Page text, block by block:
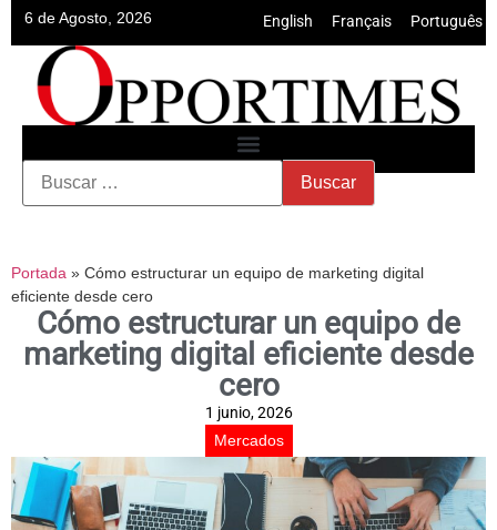
6 de Agosto, 2026 English Français Português
Portada » Cómo estructurar un equipo de marketing digital
eficiente desde cero
Cómo estructurar un equipo de
marketing digital eficiente desde
cero
1 junio, 2026
Mercados